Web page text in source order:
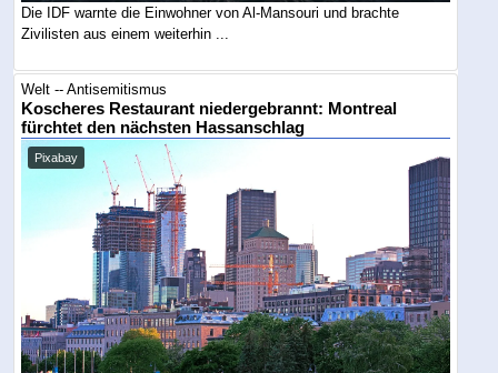
Die IDF warnte die Einwohner von Al-Mansouri und brachte
Zivilisten aus einem weiterhin ...
Welt -- Antisemitismus
Koscheres Restaurant niedergebrannt: Montreal
fürchtet den nächsten Hassanschlag
Pixabay